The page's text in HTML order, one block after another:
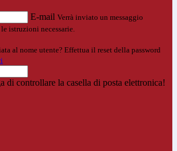
E-mail Verrà inviato un messaggio
istruzioni necessarie.
al nome utente? Effettua il reset della password
di controllare la casella di posta elettronica!